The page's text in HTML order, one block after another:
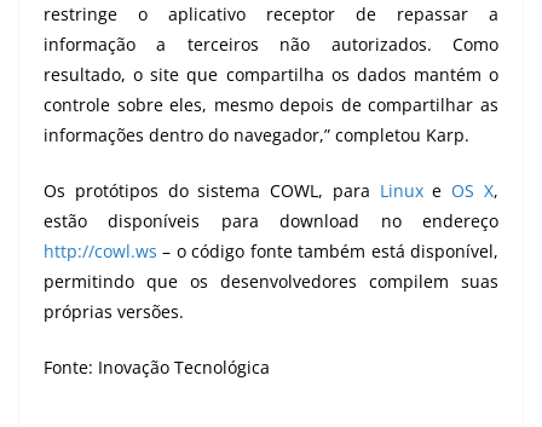
restringe o aplicativo receptor de repassar a
informação a terceiros não autorizados. Como
resultado, o site que compartilha os dados mantém o
controle sobre eles, mesmo depois de compartilhar as
informações dentro do navegador,” completou Karp.
Os protótipos do sistema COWL, para Linuxe OS X,
estão disponíveis para download no endereço
http://cowl.ws – o código fonte também está disponível,
permitindo que os desenvolvedores compilem suas
próprias versões.
Fonte: Inovação Tecnológica